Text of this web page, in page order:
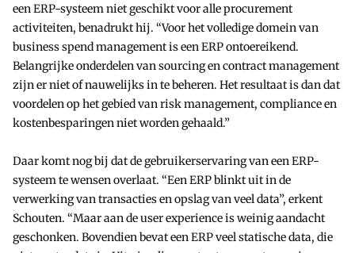
een ERP-systeem niet geschikt voor alle procurement
activiteiten, benadrukt hij. “Voor het volledige domein van
business spend management is een ERP ontoereikend.
Belangrijke onderdelen van sourcing en contract management
zijn er niet of nauwelijks in te beheren. Het resultaat is dan dat
voordelen op het gebied van risk management, compliance en
kostenbesparingen niet worden gehaald.”
Daar komt nog bij dat de gebruikerservaring van een ERP-
systeem te wensen overlaat. “Een ERP blinkt uit in de
verwerking van transacties en opslag van veel data”, erkent
Schouten. “Maar aan de user experience is weinig aandacht
geschonken. Bovendien bevat een ERP veel statische data, die